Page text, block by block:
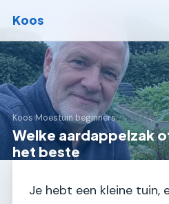
Koos
Koos›Moestuin beginners
Welke aardappelzak
het beste
Je hebt een kleine tuin,